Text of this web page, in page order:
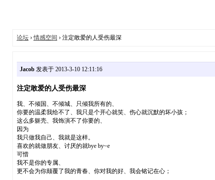
论坛›情感空间 › 注定敢爱的人受伤最深
Jacob发表于 2013-3-10 12:11:16
注定敢爱的人受伤最深
我、不倾国、不倾城、只倾我所有的、
你要的温柔我给不了、我只是个开心就笑、伤心就沉默的坏小孩；
这么多躯壳、我饰演不了你要的、
因为
我只做我自己、我就是这样。
喜欢的就做朋友、讨厌的就bye by~e
可惜
我不是你的专属、
更不会为你颠覆了我的青春、你对我的好、我会铭记在心；